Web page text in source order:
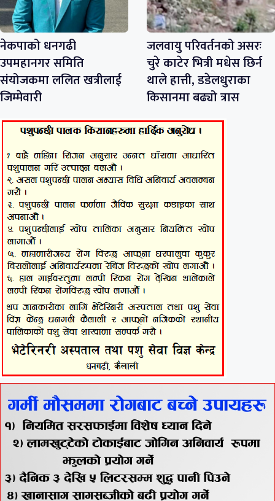
नेकपाको धनगढी
उपमहानगर समिति
संयोजकमा ललित खत्रीलाई
जिम्मेवारी
जलवायु परिवर्तनको असरः
चुरे काटेर भित्री मधेस छिर्न
थाले हात्ती, डडेलधुराका
किसानमा बढ्यो त्रास